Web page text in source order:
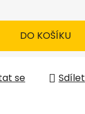
DO KOŠÍKU
se Sdílet